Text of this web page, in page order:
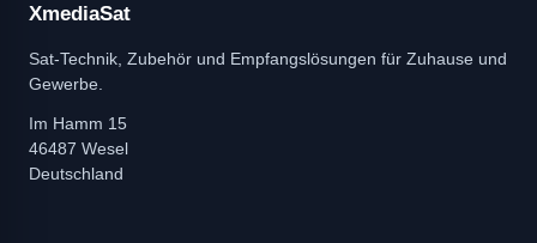
XmediaSat
Sat-Technik, Zubehör und Empfangslösungen für Zuhause und
Gewerbe.
Im Hamm 15
46487 Wesel
Deutschland